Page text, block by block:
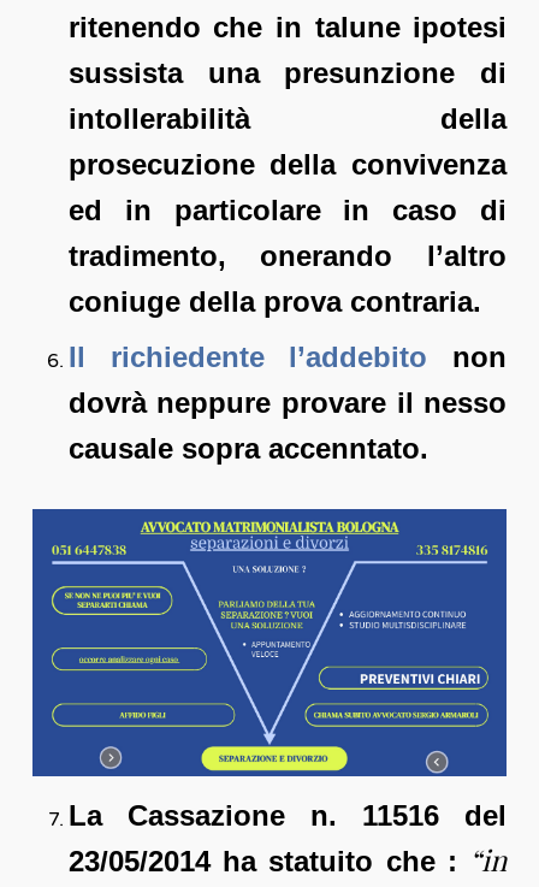
ritenendo che in talune ipotesi
sussista una presunzione di
intollerabilità della
prosecuzione della convivenza
ed in particolare in caso di
tradimento, onerando l’altro
coniuge della prova contraria.
Il richiedente l’addebito non
dovrà neppure provare il nesso
causale sopra accenntato.
La Cassazione n. 11516 del
23/05/2014 ha statuito che : “in